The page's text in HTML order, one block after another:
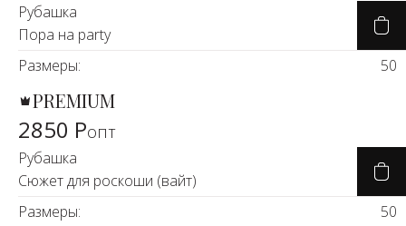
Рубашка
Пора на party
Размеры:
50
PREMIUM
2850 Ропт
Рубашка
Сюжет для роскоши (вайт)
Размеры:
50